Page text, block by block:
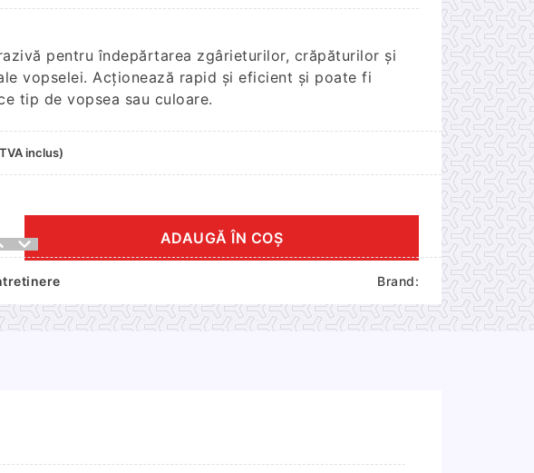
pentru îndepărtarea zgârieturilor, crăpăturilor și
vopselei. Acţionează rapid și eficient și poate fi
tip de vopsea sau culoare.
inclus)
ADAUGĂ ÎN COȘ
Brand: